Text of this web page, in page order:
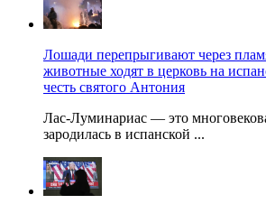
Лошади перепрыгивают через
животные ходят в церковь на
честь святого Антония
Лас-Луминариас — это
зародилась в испанской ...